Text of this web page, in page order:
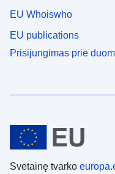
EU Whoiswho
EU publications
Prisijungimas prie
Svetainę tvarko